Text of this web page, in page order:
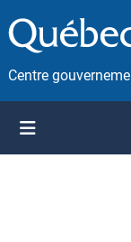
a
s
Centre